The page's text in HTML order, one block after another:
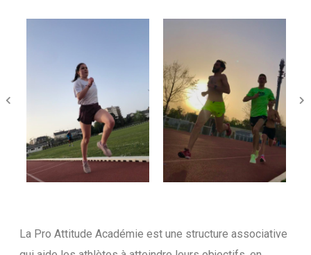
La Pro Attitude Académie est une structure associative